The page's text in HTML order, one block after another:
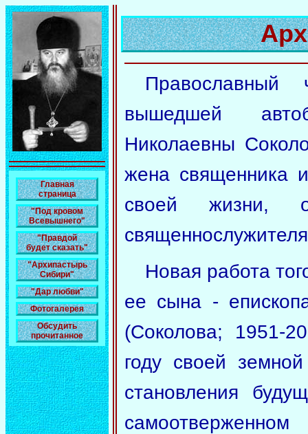
Главная
страница
"Под кровом
Всевышнего"
"Правдой
будет сказать"
"Архипастырь
Сибири"
"Дар любви"
Фотогалерея
Обсудить
прочитанное
вышедшей
Николаевны
жена священника
своей жизни,
Новая работа
ее сына -
(Соколова; 1951-
году своей
становления